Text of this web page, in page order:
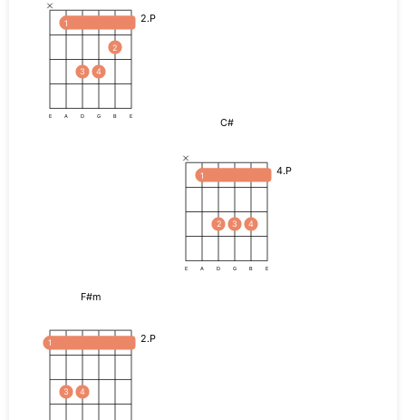
2.P
1
3 4
2
E A D G B E C#
4.P
1
2 3 4
E A D G B E
F#m
2.P
1
3 4